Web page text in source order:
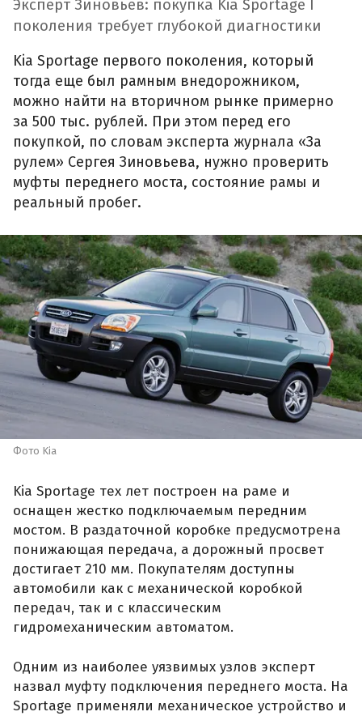
Эксперт Зиновьев: покупка Kia Sportage I
поколения требует глубокой диагностики
Kia Sportage первого поколения, который
тогда еще был рамным внедорожником,
можно найти на вторичном рынке примерно
за 500 тыс. рублей. При этом перед его
покупкой, по словам эксперта журнала «За
рулем» Сергея Зиновьева, нужно проверить
муфты переднего моста, состояние рамы и
реальный пробег.
Фото Kia
Kia Sportage тех лет построен на раме и
оснащен жестко подключаемым передним
мостом. В раздаточной коробке предусмотрена
понижающая передача, а дорожный просвет
достигает 210 мм. Покупателям доступны
автомобили как с механической коробкой
передач, так и с классическим
гидромеханическим автоматом.
Одним из наиболее уязвимых узлов эксперт
назвал муфту подключения переднего моста. На
Sportage применяли механическое устройство и